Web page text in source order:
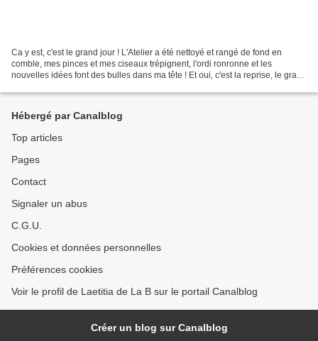
Ca y est, c'est le grand jour ! L'Atelier a été nettoyé et rangé de fond en
comble, mes pinces et mes ciseaux trépignent, l'ordi ronronne et les
nouvelles idées font des bulles dans ma tête ! Et oui, c'est la reprise, le grand
Hébergé par Canalblog
Top articles
Pages
Contact
Signaler un abus
C.G.U.
Cookies et données personnelles
Préférences cookies
Voir le profil de Laetitia de La B sur le portail Canalblog
Créer un blog sur Canalblog